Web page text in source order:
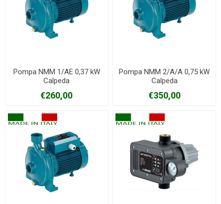
Pompa NMM 1/AE 0,37 kW
Calpeda
€260,00
Pompa NMM 2/A/A 0,75 kW
Calpeda
€350,00